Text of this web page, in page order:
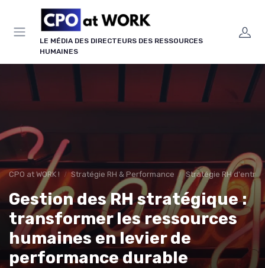
LE MÉDIA DES DIRECTEURS DES RESSOURCES
HUMAINES
CPO at WORK ! Stratégie RH & Performance Stratégie RH
Gestion des RH stratégique :
transformer les ressources
humaines en levier de
performance durable
Panneau de gestion des cookies